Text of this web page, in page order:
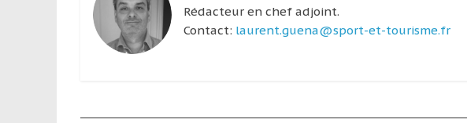
Rédacteur en chef adjoint.
Contact: laurent.guena@sport-et-tourisme.fr